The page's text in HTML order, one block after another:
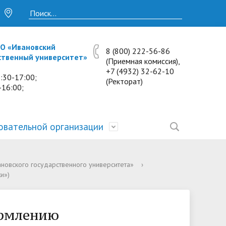
«Ивановский
университет»
17:00;
8 (800) 222-56-86
(Приемная комиссия),
+7 (4932) 32-62-10
(Ректорат)
• Исследования и проекты
• Платные образовательные услуги
Лекции по предметам
• Калькулятор пени
• Отзывы выпускников
организации
• Образование
образовательного процесса.
государственного университета»
›